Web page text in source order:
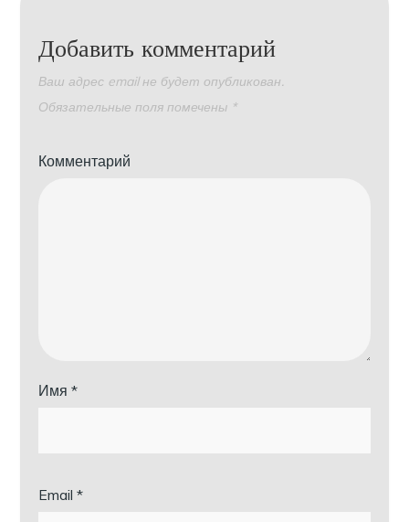
Добавить комментарий
Ваш адрес email не будет опубликован.
Обязательные поля помечены *
Комментарий
Имя*
Email*